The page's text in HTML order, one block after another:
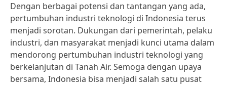
Dengan berbagai potensi dan tantangan yang ada,
pertumbuhan industri teknologi di Indonesia terus
menjadi sorotan. Dukungan dari pemerintah, pelaku
industri, dan masyarakat menjadi kunci utama dalam
mendorong pertumbuhan industri teknologi yang
berkelanjutan di Tanah Air. Semoga dengan upaya
bersama, Indonesia bisa menjadi salah satu pusat